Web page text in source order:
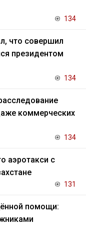
134
что совершил
президентом
134
коммерческих
134
аэротакси с
131
помощи: